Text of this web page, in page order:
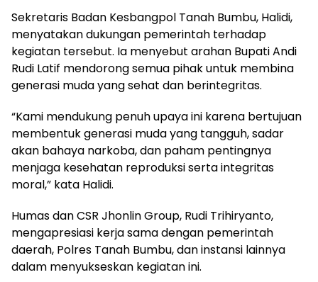
Sekretaris Badan Kesbangpol Tanah Bumbu, Halidi,
menyatakan dukungan pemerintah terhadap
kegiatan tersebut. Ia menyebut arahan Bupati Andi
Rudi Latif mendorong semua pihak untuk membina
generasi muda yang sehat dan berintegritas.
“Kami mendukung penuh upaya ini karena bertujuan
membentuk generasi muda yang tangguh, sadar
akan bahaya narkoba, dan paham pentingnya
menjaga kesehatan reproduksi serta integritas
moral,” kata Halidi.
Humas dan CSR Jhonlin Group, Rudi Trihiryanto,
mengapresiasi kerja sama dengan pemerintah
daerah, Polres Tanah Bumbu, dan instansi lainnya
dalam menyukseskan kegiatan ini.